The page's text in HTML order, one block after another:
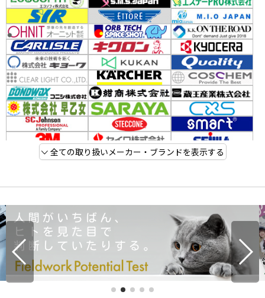
全ての取り扱いメーカー・ブランドを表示する